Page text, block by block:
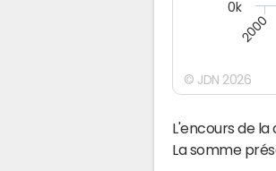
2000
0k
© JDN 2026
L'encours de
La somme